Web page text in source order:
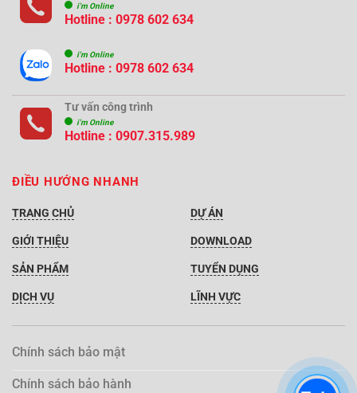
i'm Online
Hotline : 0978 602 634
i'm Online
Hotline : 0978 602 634
Tư vấn công trình
i'm Online
Hotline : 0907.315.989
ĐIỀU HƯỚNG NHANH
TRANG CHỦ
GIỚI THIỆU
SẢN PHẨM
DỊCH VỤ
DỰ ÁN
DOWNLOAD
TUYỂN DỤNG
LĨNH VỰC
Chính sách bảo mật
Chính sách bảo hành